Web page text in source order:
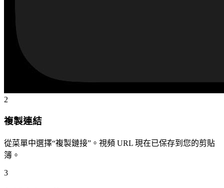
2
複製連結
從菜單中選擇“複製鏈接”。視頻 URL 現在已保存到您的剪貼
簿。
3